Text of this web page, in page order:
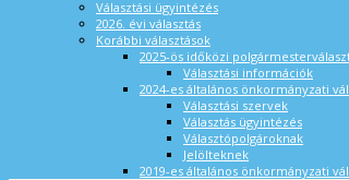
Választási ügyintézés
2026. évi választás
Korábbi választások
2025-ös időközi
Választási információk
2024-es általános önkormányzati
Választási szervek
Választás ügyintézés
Választópolgároknak
Jelölteknek
2019-es általános önkormányzati